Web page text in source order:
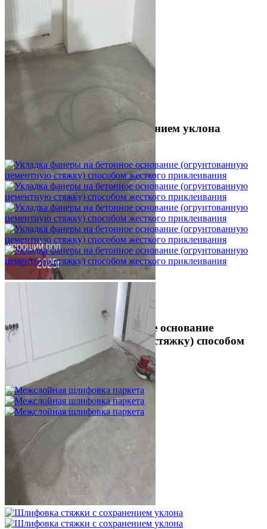
Шлифовка стяжки с сохранением уклона
Укладка фанеры на бетонное основание
(огрунтованную цементную стяжку) способом
жесткого приклеивания